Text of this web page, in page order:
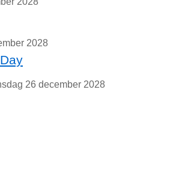
2028
26 december 2028